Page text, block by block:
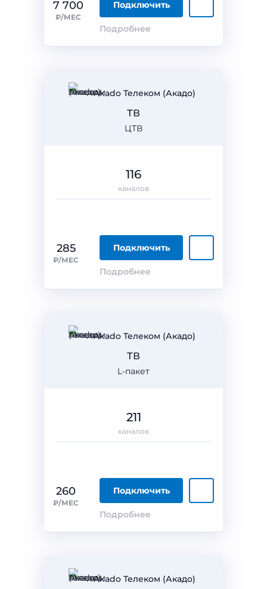
7 700
₽/МЕС
Подключить
Подробнее
Akado Телеком (Акадо)
ЦТВ
ТВ
285
₽/МЕС
Подключить
Подробнее
116
каналов
Akado Телеком (Акадо)
L-пакет
ТВ
260
₽/МЕС
Подключить
Подробнее
211
каналов
Akado Телеком (Акадо)